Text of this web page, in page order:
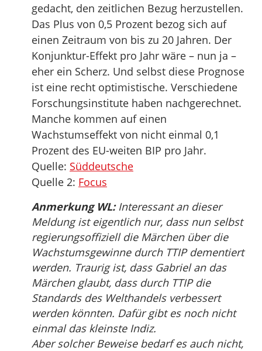
gedacht, den zeitlichen Bezug herzustellen.
Das Plus von 0,5 Prozent bezog sich auf
einen Zeitraum von bis zu 20 Jahren. Der
Konjunktur-Effekt pro Jahr wäre – nun ja –
eher ein Scherz. Und selbst diese Prognose
ist eine recht optimistische. Verschiedene
Forschungsinstitute haben nachgerechnet.
Manche kommen auf einen
Wachstumseffekt von nicht einmal 0,1
Prozent des EU-weiten BIP pro Jahr.
Quelle: Süddeutsche
Quelle 2: Focus
Anmerkung WL:Interessant an dieser
Meldung ist eigentlich nur, dass nun selbst
regierungsoffiziell die Märchen über die
Wachstumsgewinne durch TTIP dementiert
werden. Traurig ist, dass Gabriel an das
Märchen glaubt, dass durch TTIP die
Standards des Welthandels verbessert
werden könnten. Dafür gibt es noch nicht
einmal das kleinste Indiz.
Aber solcher Beweise bedarf es auch nicht,